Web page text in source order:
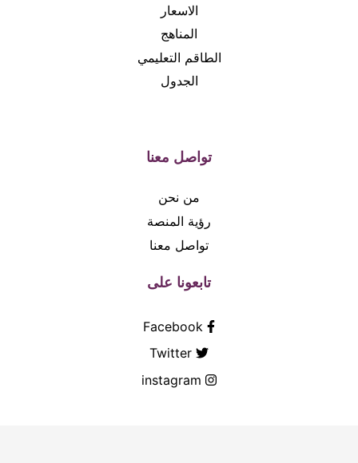
الاسعار
المناهج
الطاقم التعليمي
الجدول
تواصل معنا
من نحن
رؤية المنصة
تواصل معنا
تابعونا على